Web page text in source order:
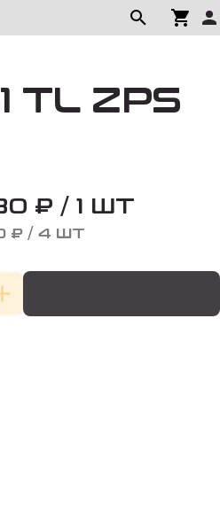
TL ZPS
₽ / 1 ШТ
₽ / 4 ШТ